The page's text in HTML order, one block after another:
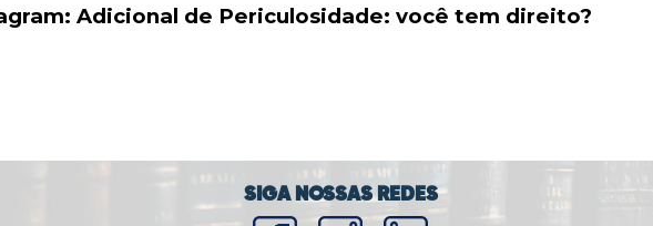
Adicional de Periculosidade: você tem direito?
SIGA NOSSAS REDES